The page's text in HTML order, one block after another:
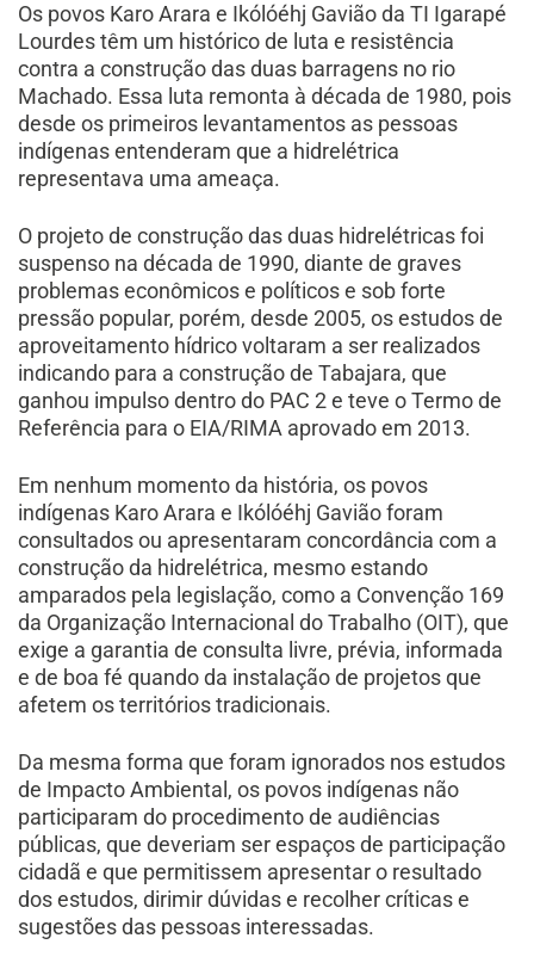
Os povos Karo Arara e Ikólóéhj Gavião da TI Igarapé
Lourdes têm um histórico de luta e resistência
contra a construção das duas barragens no rio
Machado. Essa luta remonta à década de 1980, pois
desde os primeiros levantamentos as pessoas
indígenas entenderam que a hidrelétrica
representava uma ameaça.
O projeto de construção das duas hidrelétricas foi
suspenso na década de 1990, diante de graves
problemas econômicos e políticos e sob forte
pressão popular, porém, desde 2005, os estudos de
aproveitamento hídrico voltaram a ser realizados
indicando para a construção de Tabajara, que
ganhou impulso dentro do PAC 2 e teve o Termo de
Referência para o EIA/RIMA aprovado em 2013.
Em nenhum momento da história, os povos
indígenas Karo Arara e Ikólóéhj Gavião foram
consultados ou apresentaram concordância com a
construção da hidrelétrica, mesmo estando
amparados pela legislação, como a Convenção 169
da Organização Internacional do Trabalho (OIT), que
exige a garantia de consulta livre, prévia, informada
e de boa fé quando da instalação de projetos que
afetem os territórios tradicionais.
Da mesma forma que foram ignorados nos estudos
de Impacto Ambiental, os povos indígenas não
participaram do procedimento de audiências
públicas, que deveriam ser espaços de participação
cidadã e que permitissem apresentar o resultado
dos estudos, dirimir dúvidas e recolher críticas e
sugestões das pessoas interessadas.